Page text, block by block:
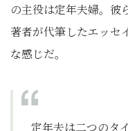
の主役は定年夫婦。彼
著者が代筆したエッセ
な感じだ。
定年夫は二つのタ